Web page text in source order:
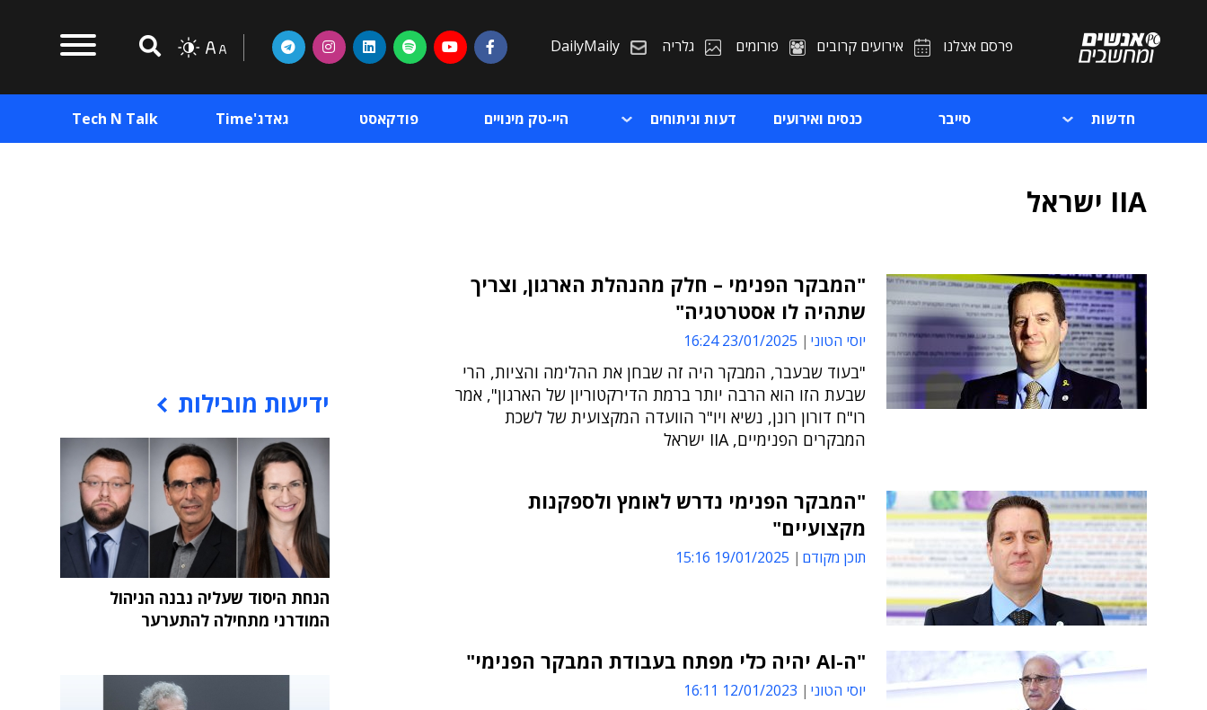
פרסם אצלנו אירועים קרובים פורומים גלריה DailyMaily
חדשות סייבר כנסים ואירועים דעות וניתוחים היי-טק מינויים פודקאסט גאדג'Time Tech N Talk
IIA ישראל
"המבקר הפנימי – חלק מהנהלת הארגון, וצריך
שתהיה לו אסטרטגיה"
יוסי הטוני 23/01/2025 16:24
"בעוד שבעבר, המבקר היה זה שבחן את ההלימה והציות, הרי
שבעת הזו הוא הרבה יותר ברמת הדירקטוריון של הארגון", אמר
רו"ח דורון רונן, נשיא ויו"ר הוועדה המקצועית של לשכת
המבקרים הפנימיים, IIA ישראל
"המבקר הפנימי נדרש לאומץ ולספקנות
מקצועיים"
תוכן מקודם 19/01/2025 15:16
"ה-AI יהיה כלי מפתח בעבודת המבקר הפנימי"
יוסי הטוני 12/01/2023 16:11
ידיעות מובילות
הנחת היסוד שעליה נבנה הניהול
המודרני מתחילה להתערער